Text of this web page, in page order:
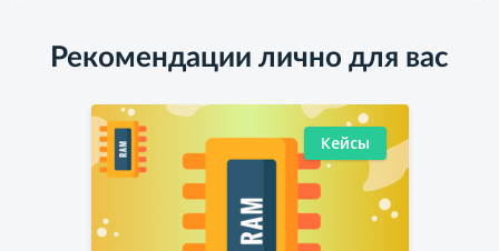
Рекомендации лично для вас
Кейсы